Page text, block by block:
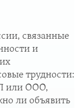
связанные
и
трудности:
или ООО,
ли объявить